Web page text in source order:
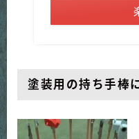
塗装用の持ち手棒